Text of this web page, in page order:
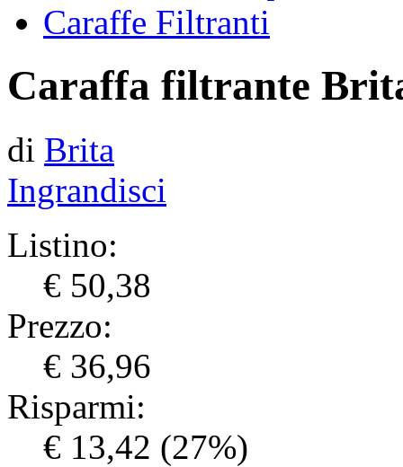
Caraffe Filtranti
Caraffa filtrante
di Brita
Ingrandisci
Listino:
€ 50,38
Prezzo:
€ 36,96
Risparmi:
€ 13,42 (27%)